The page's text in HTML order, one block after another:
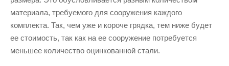
материала, требуемого для сооружения каждого
комплекта. Так, чем уже и короче грядка, тем ниже будет
ее стоимость, так как на ее сооружение потребуется
меньшее количество оцинкованной стали.